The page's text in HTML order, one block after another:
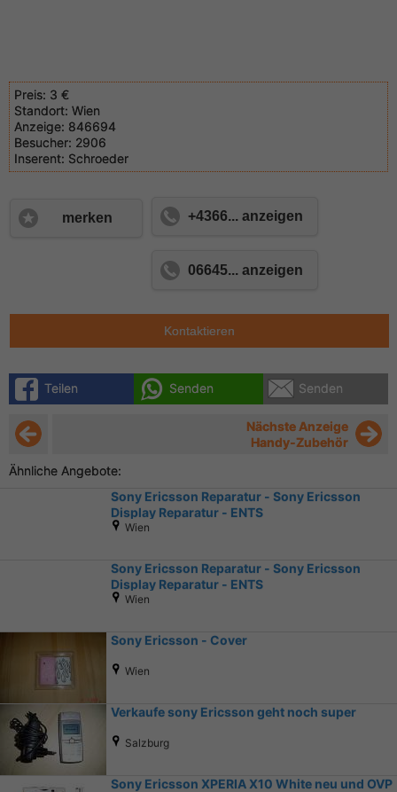
Preis: 3 €
Standort: Wien
Anzeige: 846694
Besucher: 2906
Inserent: Schroeder
merken +4366... anzeigen
06645... anzeigen
Kontaktieren
Teilen Senden Senden
Nächste Anzeige
Handy-Zubehör
Ähnliche Angebote:
Sony Ericsson Reparatur - Sony Ericsson
Display Reparatur - ENTS
Wien
Sony Ericsson Reparatur - Sony Ericsson
Display Reparatur - ENTS
Wien
Sony Ericsson - Cover
Wien
Verkaufe sony Ericsson geht noch super
Salzburg
Sony Ericsson XPERIA X10 White neu und OVP